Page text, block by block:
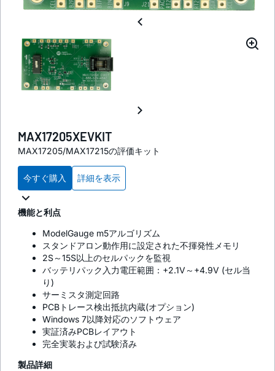
MAX17205XEVKIT
MAX17205/MAX17215の評価キット
今すぐ購入 詳細を表示
機能と利点
ModelGauge m5アルゴリズム
スタンドアロン動作用に設定された不揮発性メモリ
2S～15S以上のセルパックを監視
バッテリパック入力電圧範囲：+2.1V～+4.9V (セル当
り)
サーミスタ測定回路
PCBトレース検出抵抗内蔵(オプション)
Windows 7以降対応のソフトウェア
実証済みPCBレイアウト
完全実装および試験済み
製品詳細